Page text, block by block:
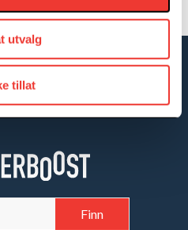
utvalg
tillat